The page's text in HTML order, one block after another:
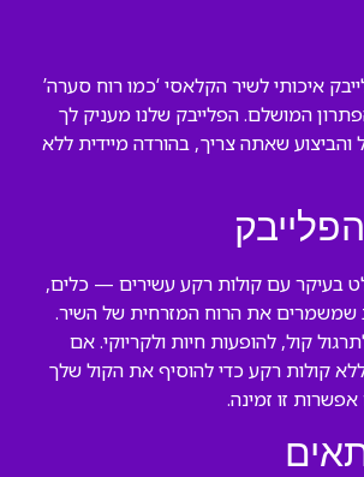
איכותי לשיר הקלאסי ‘כמו רוח סערה’
המושלם. הפלייבק שלנו מעניק לך
והביצוע שאתה צריך, בהורדה מיידית ללא
בעיקר עם קולות רקע עשירים — כלים,
שמשמרים את הרוח המזרחית של השיר.
קול, להופעות חיות ולקריוקי. אם
קולות רקע כדי להוסיף את הקול שלך
זו זמינה.